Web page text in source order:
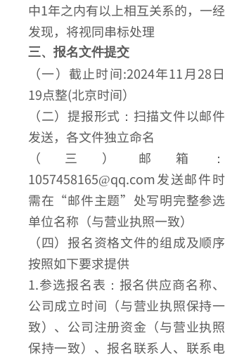
中1年之内有以上相互关系的，一经
发现，将视同串标处理
三、报名文件提交
（一）截止时间:2024年11月28日
19点整(北京时间）
（二）提报形式：扫描文件以邮件
发送，各文件独立命名
（三）邮箱：
1057458165@qq.com发送邮件时
需在“邮件主题”处写明完整参选
单位名称（与营业执照一致）
（四）报名资格文件的组成及顺序
按照如下要求提供
1.参选报名表：报名供应商名称、
公司成立时间（与营业执照保持一
致）、公司注册资金（与营业执照
保持一致）、报名联系人、联系电